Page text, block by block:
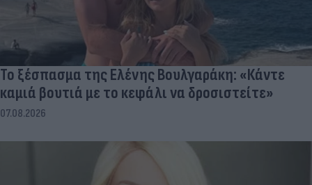
Το ξέσπασμα της Ελένης Βουλγαράκη: «Κάντε
καμιά βουτιά με το κεφάλι να δροσιστείτε»
07.08.2026